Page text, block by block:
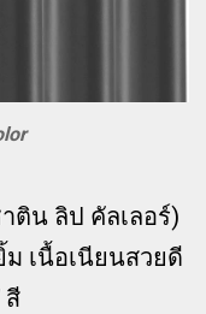
าติน ลิป คัลเลอร์)
เนื้อเนียนสวยดี
สี